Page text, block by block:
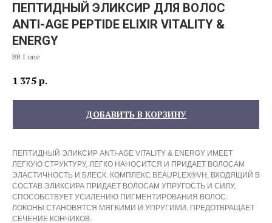
ПЕПТИДНЫЙ ЭЛИКСИР ДЛЯ ВОЛОС
ANTI-AGE PEPTIDE ELIXIR VITALITY &
ENERGY
BB I one
1 375р.
ДОБАВИТЬ В КОРЗИНУ
ПЕПТИДНЫЙ ЭЛИКСИР ANTI-AGE VITALITY & ENERGY ИМЕЕТ
ЛЕГКУЮ СТРУКТУРУ, ЛЕГКО НАНОСИТСЯ И ПРИДАЕТ ВОЛОСАМ
ЭЛАСТИЧНОСТЬ И БЛЕСК. КОМПЛЕКС BEAUPLEX®VH, ВХОДЯЩИЙ В
СОСТАВ ЭЛИКСИРА ПРИДАЕТ ВОЛОСАМ УПРУГОСТЬ И СИЛУ,
СПОСОБСТВУЕТ УСИЛЕНИЮ ПИГМЕНТИРОВАНИЯ ВОЛОС.
ЛОКОНЫ СТАНОВЯТСЯ МЯГКИМИ И УПРУГИМИ. ПРЕДОТВРАЩАЕТ
СЕЧЕНИЕ КОНЧИКОВ.